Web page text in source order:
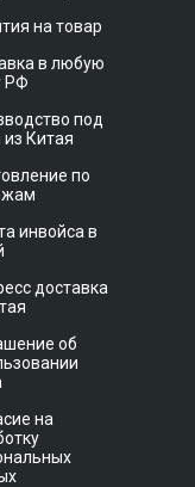
на товар
в любую
РФ
под
из Китая
по
инвойса в
доставка
об
на